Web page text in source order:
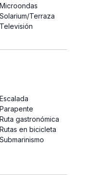
Microondas
Solarium/Terraza
Televisión
Escalada
Parapente
Ruta gastronómica
Rutas en bicicleta
Submarinismo